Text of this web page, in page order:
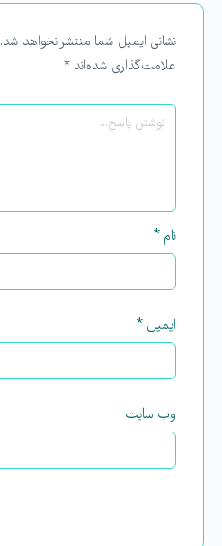
نشانی ایمیل شما منتشر نخواهد شد.
علامت‌گذاری شده‌اند *
نام *
ایمیل *
وب‌ سایت